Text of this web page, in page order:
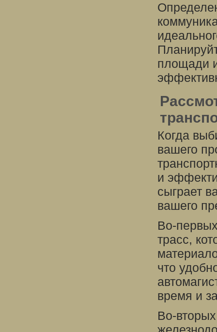
площади
Когда
вашего
и
сыграет
вашего
Во-
трасс,
что
время и
Во-